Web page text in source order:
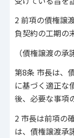
2 前項の債権譲
負契約の工期の
（債権譲渡の承
第8条 市長は、
に基づく適正な
後、必要な事項
2 市長は前項の
は、債権譲渡承